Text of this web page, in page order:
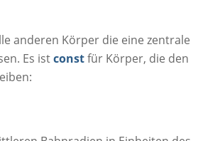
anderen Körper die eine zentrale
Es istconstfür Körper, die den